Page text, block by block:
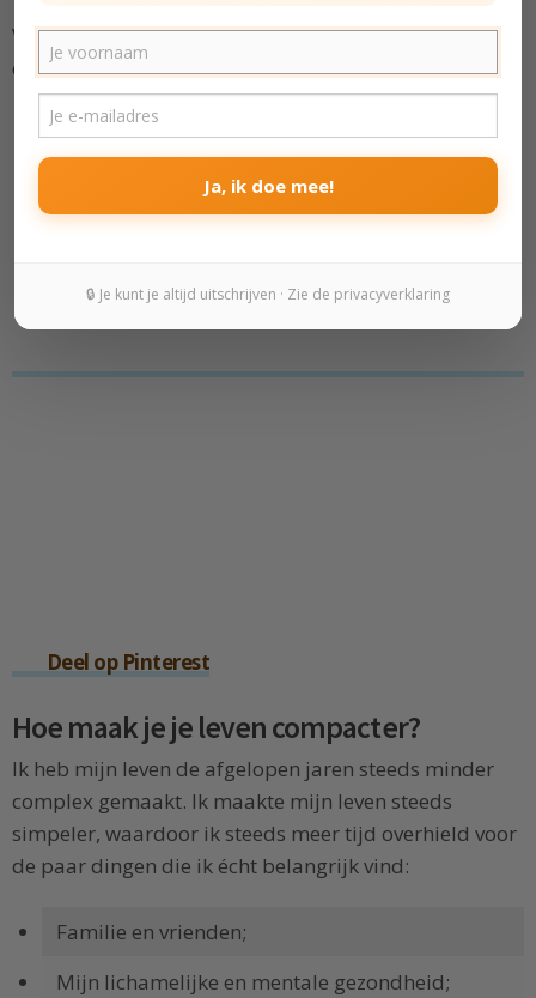
Voordelen genoeg dus. Maar hoe maak je je leven dan
compacter?
Deel op Pinterest
Hoe maak je je leven compacter?
Ik heb mijn leven de afgelopen jaren steeds minder
complex gemaakt. Ik maakte mijn leven steeds
simpeler, waardoor ik steeds meer tijd overhield voor
de paar dingen die ik écht belangrijk vind:
Familie en vrienden;
Mijn lichamelijke en mentale gezondheid;
Ja, ik doe mee!
🔒 Je kunt je altijd uitschrijven · Zie de privacyverklaring